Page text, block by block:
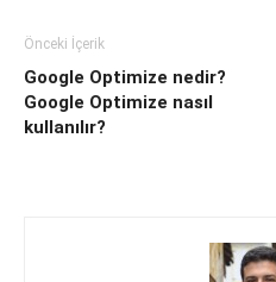
Önceki İçerik
Google Optimize nedir?
Google Optimize nasıl
kullanılır?